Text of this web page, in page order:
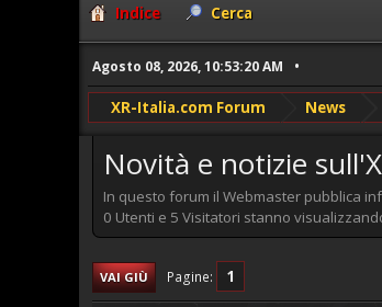
Indice Cerca
Agosto 08, 2026, 10:53:20 AM
XR-Italia.com Forum News
Novità e notizie
In questo forum il Webmaster pubblica
0 Utenti e 5 Visitatori stanno
VAI GIÙ Pagine 1